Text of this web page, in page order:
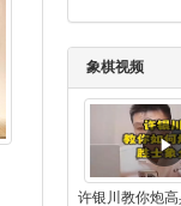
象棋视频